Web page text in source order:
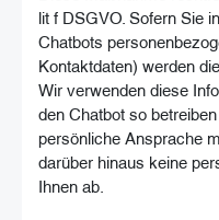
lit f DSGVO. Sofern Sie
Chatbots
Kontaktdaten) werden
Wir verwenden diese
den Chatbot so
persönliche Ansprache
darüber hinaus keine
Ihnen ab.